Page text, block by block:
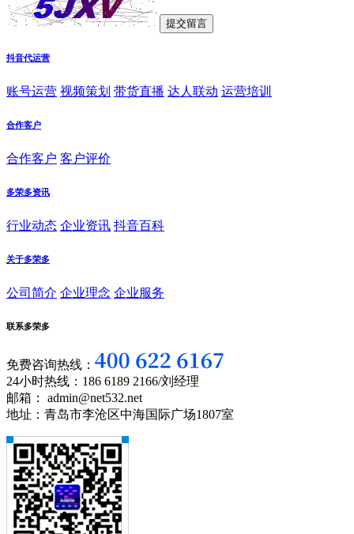
抖音代运营
账号运营 视频策划 带货直播 达人联动 运营培训
合作客户
合作客户 客户评价
多荣多资讯
行业动态 企业资讯 抖音百科
关于多荣多
公司简介 企业理念 企业服务
联系多荣多
免费咨询热线：
24小时热线：186 6189 2166/刘经理
邮箱： admin@net532.net
地址：青岛市李沧区中海国际广场1807室